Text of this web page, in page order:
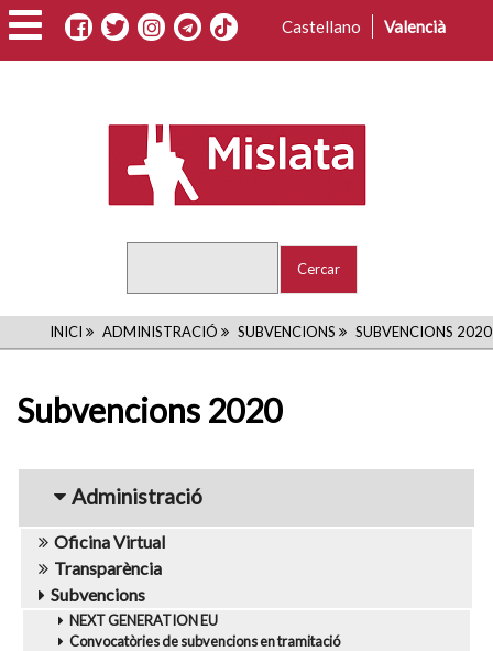
Vés
al
contingut
Castellano Valencià
FIL
INICI ADMINISTRACIÓ SUBVENCIONS SUBVENCIONS 2020
Subvencions 2020
navigation1
Administració
Oficina Virtual
Transparència
Subvencions
NEXT GENERATION EU
Convocatòries de subvencions en tramitació